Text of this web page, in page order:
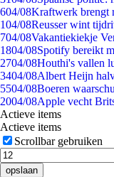
604/08Kraftwerk brengt
104/08Reusser wint
704/08Vakantiekiekje
1804/08Spotify bereikt
2704/08Houthi's vallen
3404/08Albert Heijn
5504/08Boeren
2004/08Apple vecht
Actieve items
Actieve items
Scrollbar gebruiken
opslaan